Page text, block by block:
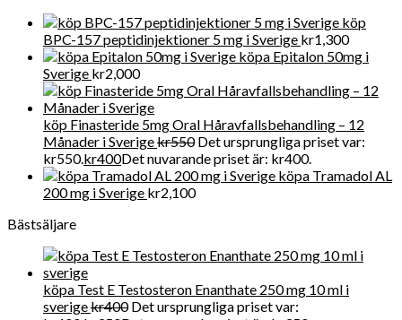
köp
BPC-157 peptidinjektioner 5 mg i Sverige kr1,300
köpa Epitalon 50mg i
Sverige kr2,000
köp Finasteride 5mg Oral Håravfallsbehandling – 12
Månader i Sverigekr550 Det ursprungliga priset var:
kr550.kr400Det nuvarande priset är: kr400.
köpa Tramadol AL
200 mg i Sverige kr2,100
Bästsäljare
köpa Test E Testosteron Enanthate 250 mg 10 ml i
sverigekr400 Det ursprungliga priset var: